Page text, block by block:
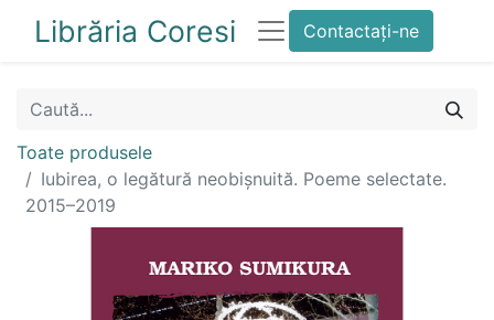
Librăria Coresi Contactați-ne
Toate produsele
Iubirea, o legătură neobișnuită. Poeme selectate.
2015–2019